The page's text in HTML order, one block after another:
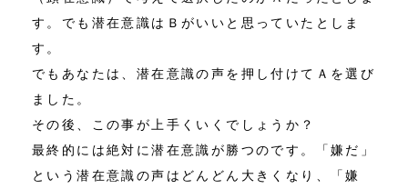
す。でも潜在意識はＢがいいと思っていたとしま
す。
でもあなたは、潜在意識の声を押し付けてＡを選び
ました。
その後、この事が上手くいくでしょうか？
最終的には絶対に潜在意識が勝つのです。「嫌だ」
という潜在意識の声はどんどん大きくなり、「嫌